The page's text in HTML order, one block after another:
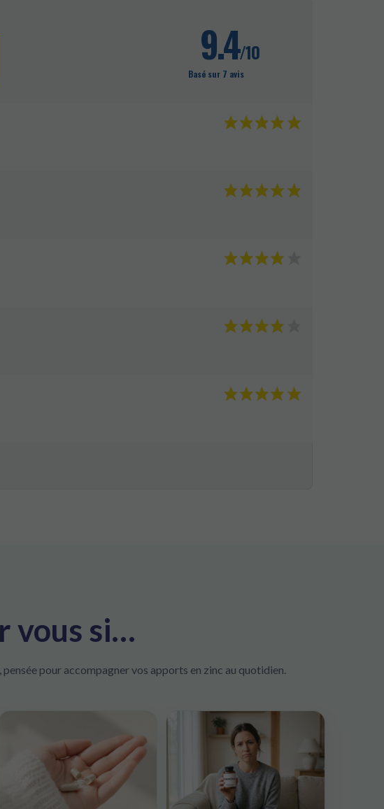
9.4/10
Basé sur 7 avis
vous si…
pour accompagner vos apports en zinc au quotidien.